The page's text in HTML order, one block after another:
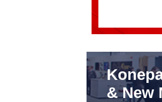
& New